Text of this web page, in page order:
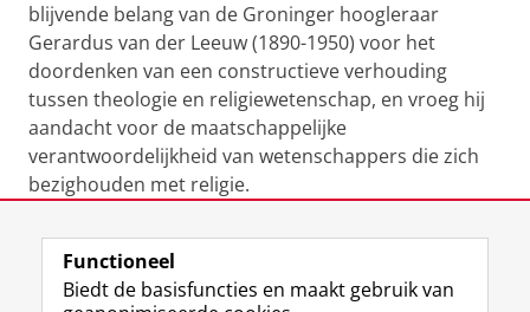
blijvende belang van de Groninger hoogleraar
Gerardus van der Leeuw (1890-1950) voor het
doordenken van een constructieve verhouding
tussen theologie en religiewetenschap, en vroeg hij
aandacht voor de maatschappelijke
verantwoordelijkheid van wetenschappers die zich
bezighouden met religie.
Laatst gewijzigd: 12 juni 2023 20:17
Functioneel
Biedt de basisfuncties en maakt gebruik van